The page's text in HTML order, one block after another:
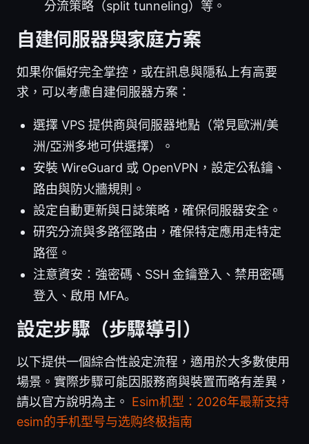
分流策略（split tunneling）等。
自建伺服器與家庭方案
如果你偏好完全掌控，或在訊息與隱私上有高要
求，可以考慮自建伺服器方案：
選擇 VPS 提供商與伺服器地點（常見歐洲/美
洲/亞洲多地可供選擇）。
安裝 WireGuard 或 OpenVPN，設定公私鑰、
路由與防火牆規則。
設定自動更新與日誌策略，確保伺服器安全。
研究分流與多路徑路由，確保特定應用走特定
路徑。
注意資安：強密碼、SSH 金鑰登入、禁用密碼
登入、啟用 MFA。
設定步驟（步驟導引）
以下提供一個綜合性設定流程，適用於大多數使用
場景。實際步驟可能因服務商與裝置而略有差異，
請以官方說明為主。 Esim机型：2026年最新支持
esim的手机型号与选购终极指南